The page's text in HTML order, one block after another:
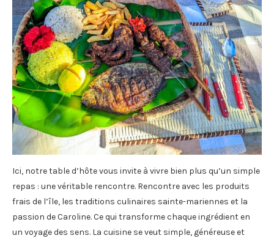
Ici, notre table d’hôte vous invite à vivre bien plus qu’un simple
repas : une véritable rencontre. Rencontre avec les produits
frais de l’île, les traditions culinaires sainte-mariennes et la
passion de Caroline. Ce qui transforme chaque ingrédient en
un voyage des sens. La cuisine se veut simple, généreuse et